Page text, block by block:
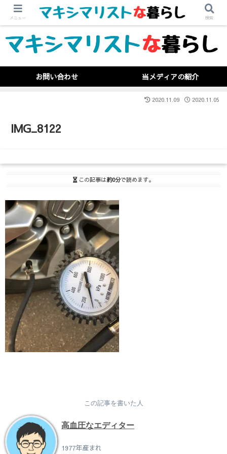
お問い合わせ 当メディアの紹介
IMG_8122
2020.11.09 2020.11.05
この記事は約0分で読めます。
この記事を書いた人
高血圧なエディター
1977年産まれ
メニュー 検索